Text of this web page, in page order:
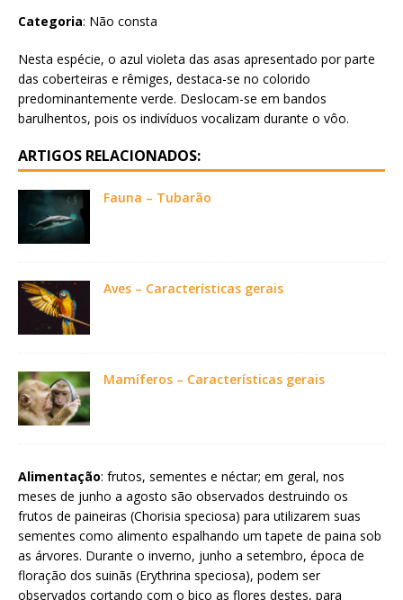
Categoria: Não consta
Nesta espécie, o azul violeta das asas apresentado por parte
das coberteiras e rêmiges, destaca-se no colorido
predominantemente verde. Deslocam-se em bandos
barulhentos, pois os indivíduos vocalizam durante o vôo.
ARTIGOS RELACIONADOS:
Fauna – Tubarão
Aves – Características gerais
Mamíferos – Características gerais
Alimentação: frutos, sementes e néctar; em geral, nos
meses de junho a agosto são observados destruindo os
frutos de paineiras (Chorisia speciosa) para utilizarem suas
sementes como alimento espalhando um tapete de paina sob
as árvores. Durante o inverno, junho a setembro, época de
floração dos suinãs (Erythrina speciosa), podem ser
observados cortando com o bico as flores destes, para